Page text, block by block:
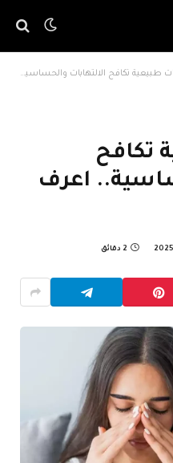
تكافح الالتهابات والحساسية.. اعرف أفضل 5 منها
تكافح
اعرف
2 دقائق